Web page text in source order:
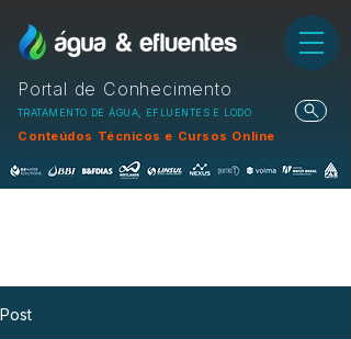
Portal de Conhecimento
TRATAMENTO DE ÁGUA, EFLUENTES E LODO
Conteúdos Técnicos e Cursos Online
Post